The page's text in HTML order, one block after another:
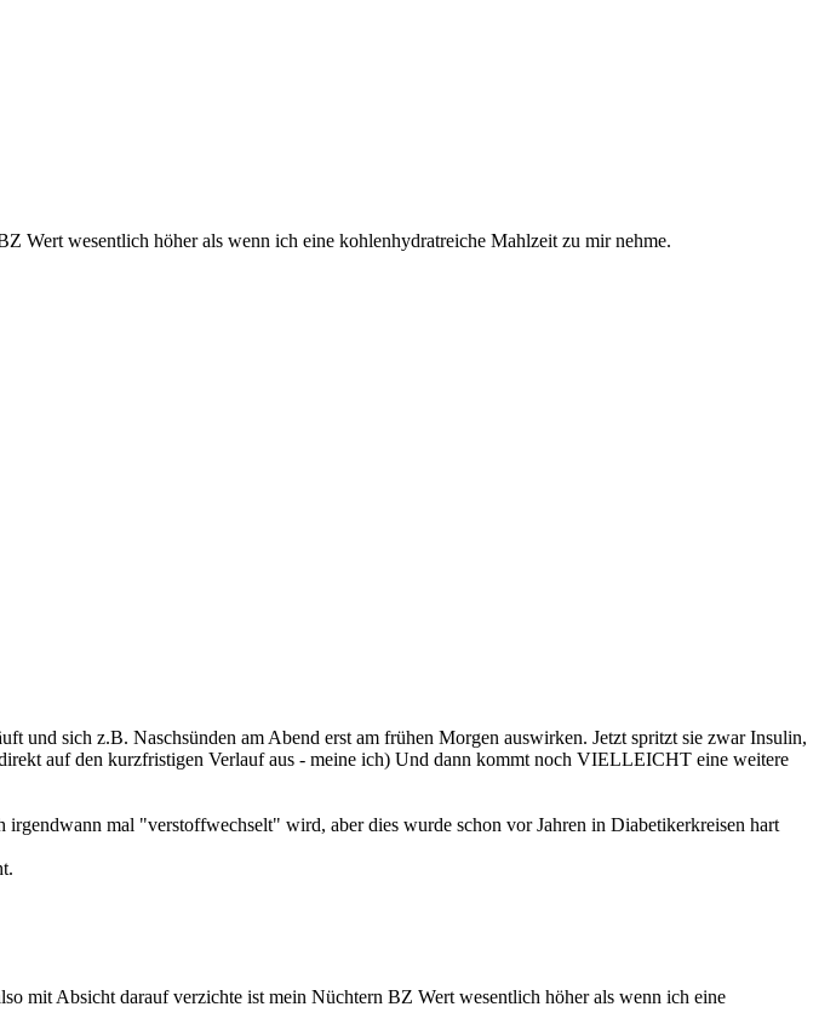
Wert wesentlich höher als wenn ich eine kohlenhydratreiche Mahlzeit zu mir nehme.
und sich z.B. Naschsünden am Abend erst am frühen Morgen auswirken. Jetzt spritzt sie zwar Insulin,
auf den kurzfristigen Verlauf aus - meine ich) Und dann kommt noch VIELLEICHT eine weitere
mal "verstoffwechselt" wird, aber dies wurde schon vor Jahren in Diabetikerkreisen hart
mit Absicht darauf verzichte ist mein Nüchtern BZ Wert wesentlich höher als wenn ich eine